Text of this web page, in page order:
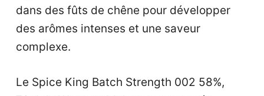
dans des fûts de chêne pour développer
des arômes intenses et une saveur
complexe.
Le Spice King Batch Strength 002 58%,